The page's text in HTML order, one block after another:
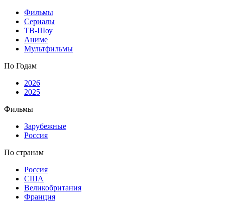
Фильмы
Сериалы
ТВ-Шоу
Аниме
Мультфильмы
По Годам
2026
2025
Фильмы
Зарубежные
Россия
По странам
Россия
США
Великобритания
Франция